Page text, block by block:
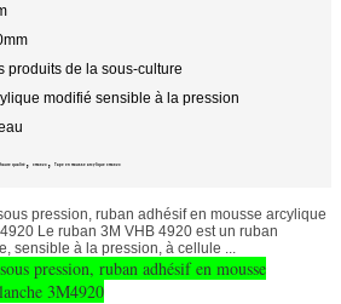
produits de la sous-culture
modifié sensible à la pression
haute qualité , 3m4920 , Tape en mousse arcylique 3m4920
pression, ruban adhésif en mousse arcylique
Le ruban 3M VHB 4920 est un ruban
sensible à la pression, à cellule ...
pression, ruban adhésif en mousse
3M4920